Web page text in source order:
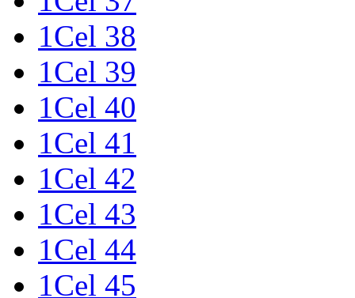
1Cel 38
1Cel 39
1Cel 40
1Cel 41
1Cel 42
1Cel 43
1Cel 44
1Cel 45